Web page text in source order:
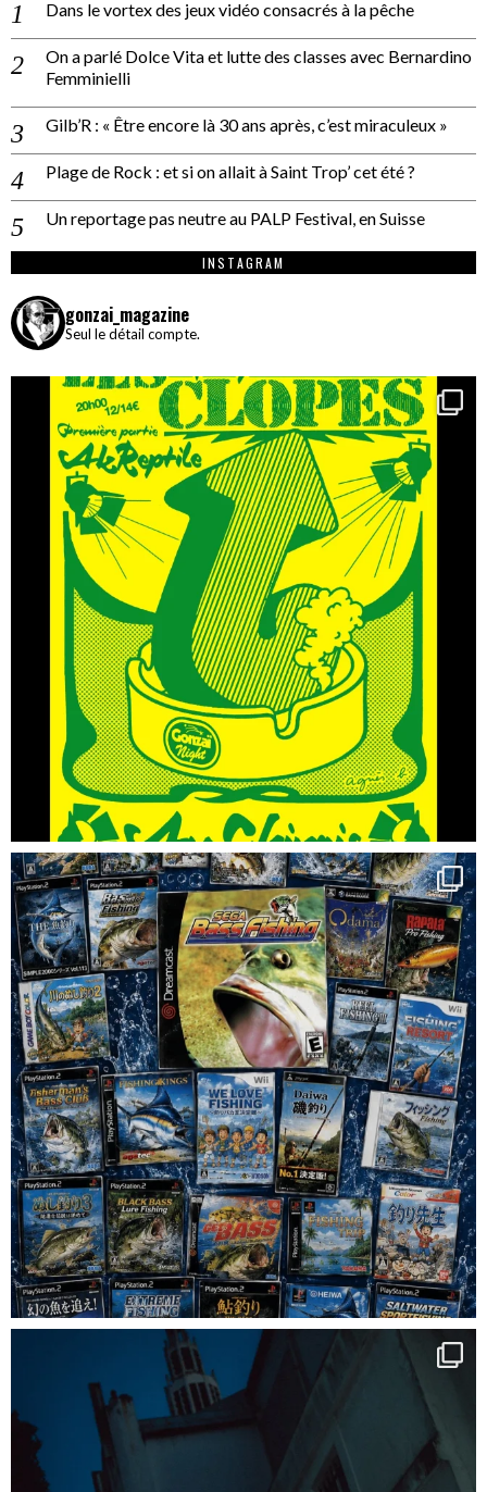
Dans le vortex des jeux vidéo consacrés à la pêche
On a parlé Dolce Vita et lutte des classes avec Bernardino
Femminielli
Gilb’R : « Être encore là 30 ans après, c’est miraculeux »
Plage de Rock : et si on allait à Saint Trop’ cet été ?
Un reportage pas neutre au PALP Festival, en Suisse
INSTAGRAM
gonzai_magazine
Seul le détail compte.